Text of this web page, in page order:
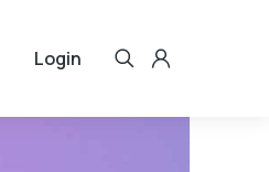
Login